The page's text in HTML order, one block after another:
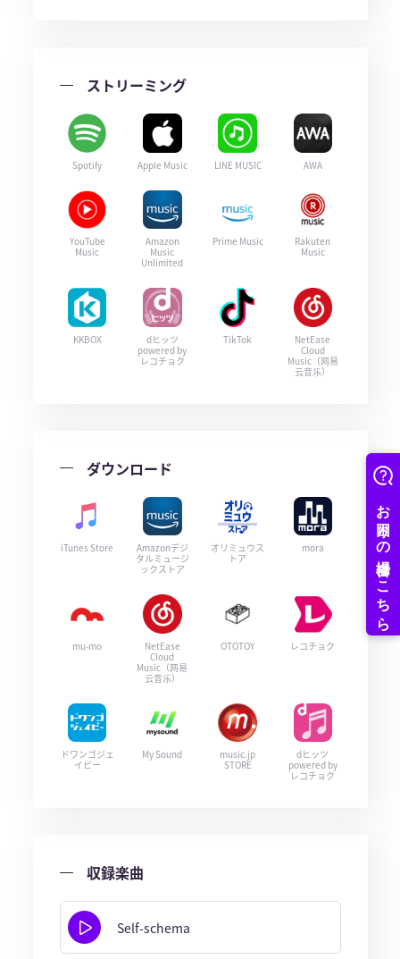
ストリーミング
Spotify Apple Music LINE MUSIC AWA
YouTube
Music
Amazon
Music
Unlimited
Prime Music
Rakuten
Music
KKBOX
dヒッツ
powered by
レコチョク
TikTok
NetEase
Cloud
Music（网易
云音乐）
ダウンロード
iTunes Store
Amazonデジ
タルミュージ
ックストア
オリミュウス
トア
mora
mu-mo
NetEase
Cloud
Music（网易
云音乐）
OTOTOY レコチョク
ドワンゴジェ
イピー
My Sound
music.jp
STORE
dヒッツ
powered by
レコチョク
収録楽曲
Self-schema